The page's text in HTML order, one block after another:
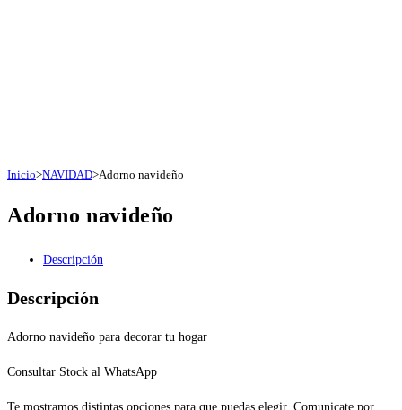
Inicio>NAVIDAD>Adorno navideño
Adorno navideño
Descripción
Descripción
Adorno navideño para decorar tu hogar
Consultar Stock al WhatsApp
Te mostramos distintas opciones para que puedas elegir. Comunicate por